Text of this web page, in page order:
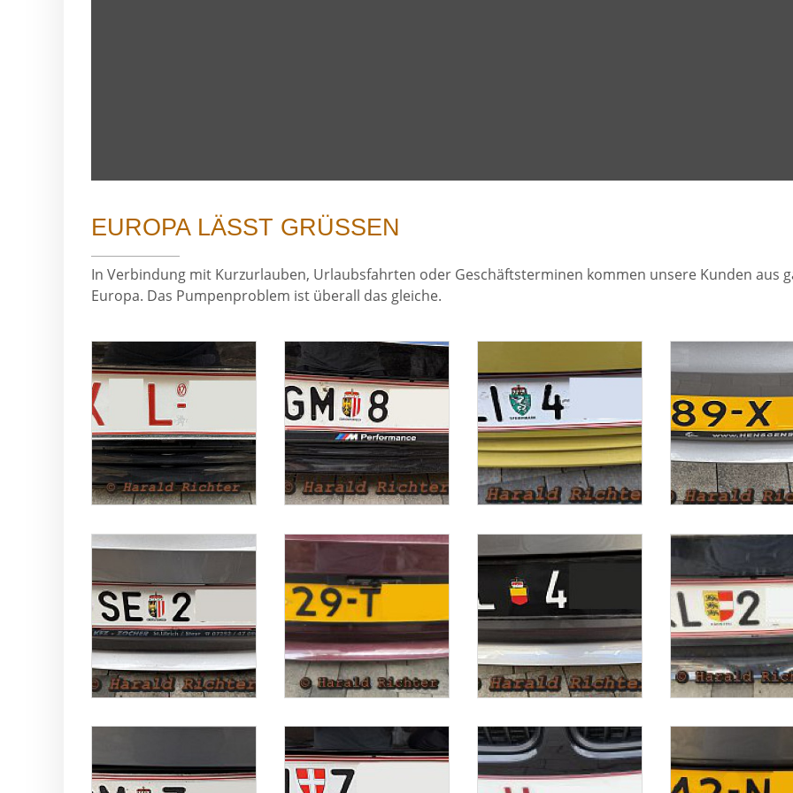
EUROPA LÄSST GRÜSSEN
In Verbindung mit Kurzurlauben, Urlaubsfahrten oder Geschäftsterminen kommen unsere Kunden aus
Europa. Das Pumpenproblem ist überall das gleiche.